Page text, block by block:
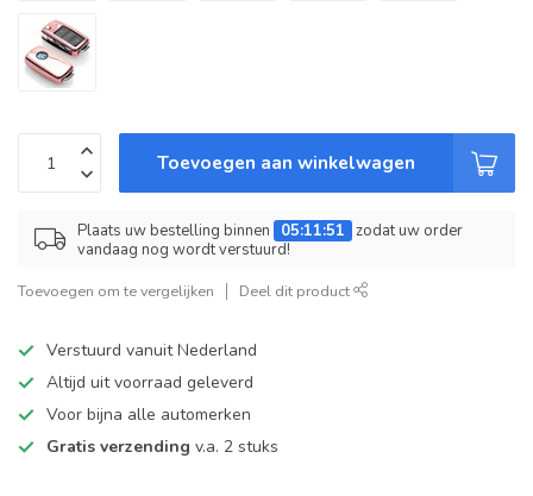
Toevoegen aan winkelwagen
Plaats uw bestelling binnen 05:11:51 zodat uw order
vandaag nog wordt verstuurd!
Toevoegen om te vergelijken Deel dit product
Verstuurd vanuit Nederland
Altijd uit voorraad geleverd
Voor bijna alle automerken
Gratis verzending v.a. 2 stuks